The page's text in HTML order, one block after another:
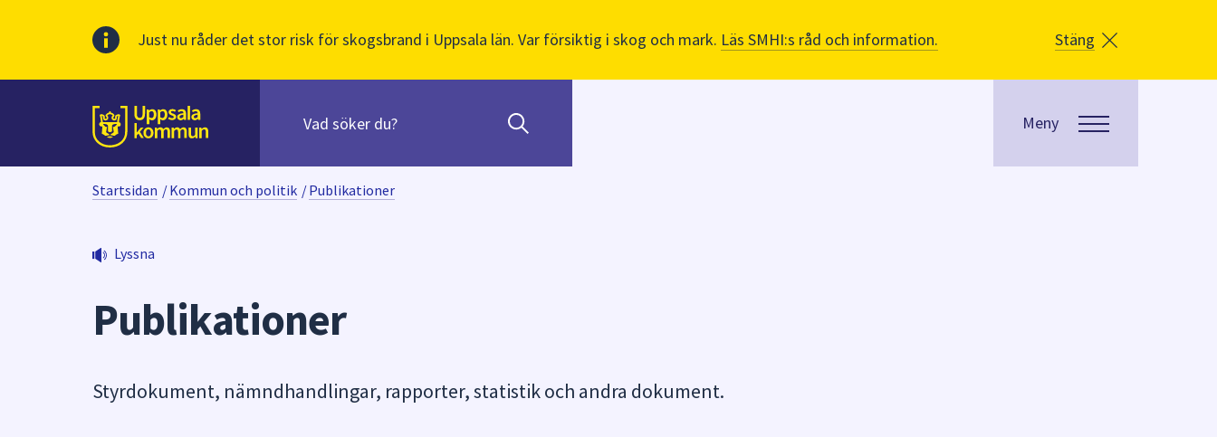
Just nu råder det stor risk för skogsbrand i Uppsala län. Var försiktig i skog och mark. Läs SMHI:s råd och information. Stäng
Till sidans
huvudinnehåll
innehåll
När
kommer
presenteras
Meny
Startsidan /Kommun och politik /Publikationer
Lyssna
Publikationer
Styrdokument, nämndhandlingar, rapporter, statistik och andra dokument.